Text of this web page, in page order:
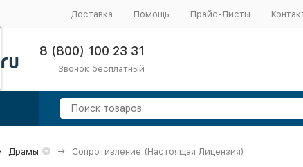
Доставка Помощь Прайс-Листы
8 (800) 100 23 31
Звонок бесплатный
Драмы Сопротивление (Настоящая Лицензия)